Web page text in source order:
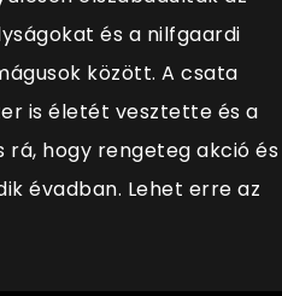
és a nilfgaardi
között. A csata
is életét vesztette és a
hogy rengeteg akció és
évadban. Lehet erre az